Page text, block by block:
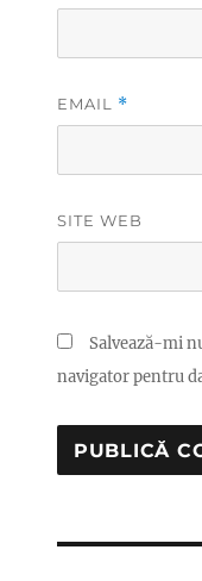
EMAIL *
SITE WEB
Salvează-mi
navigator pentru